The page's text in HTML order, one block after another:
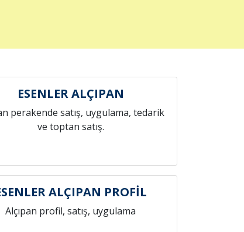
ESENLER ALÇIPAN
perakende satış, uygulama, tedarik
ve toptan satış.
ALÇIPAN PROFİL
Alçıpan profil, satış, uygulama